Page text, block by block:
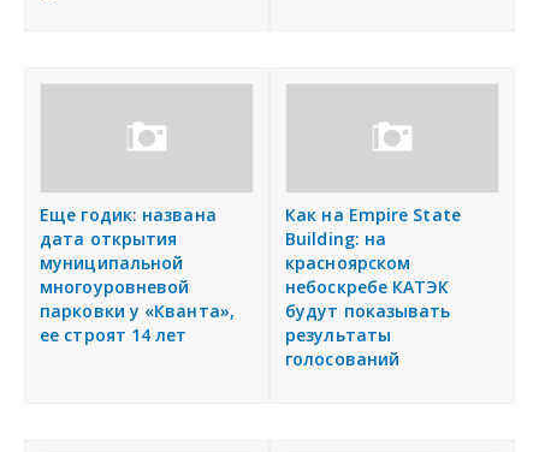
Еще годик: названа
дата открытия
муниципальной
многоуровневой
парковки у «Кванта»,
ее строят 14 лет
Как на Empire State
Building: на
красноярском
небоскребе КАТЭК
будут показывать
результаты
голосований